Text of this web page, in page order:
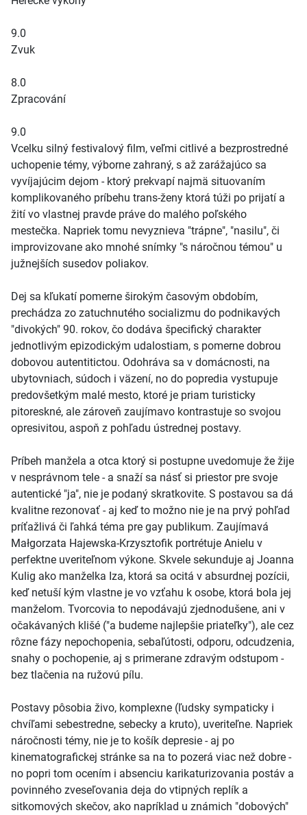
9.0
Zvuk
8.0
Zpracování
9.0
Vcelku silný festivalový film, veľmi citlivé a bezprostredné
uchopenie témy, výborne zahraný, s až zarážajúco sa
vyvíjajúcim dejom - ktorý prekvapí najmä situovaním
komplikovaného príbehu trans-ženy ktorá túži po prijatí a
žití vo vlastnej pravde práve do malého poľského
mestečka. Napriek tomu nevyznieva "trápne", "nasilu", či
improvizovane ako mnohé snímky "s náročnou témou" u
južnejších susedov poliakov.
Dej sa kľukatí pomerne širokým časovým obdobím,
prechádza zo zatuchnutého socializmu do podnikavých
"divokých" 90. rokov, čo dodáva špecifický charakter
jednotlivým epizodickým udalostiam, s pomerne dobrou
dobovou autentitictou. Odohráva sa v domácnosti, na
ubytovniach, súdoch i väzení, no do popredia vystupuje
predovšetkým malé mesto, ktoré je priam turisticky
pitoreskné, ale zároveň zaujímavo kontrastuje so svojou
opresivitou, aspoň z pohľadu ústrednej postavy.
Príbeh manžela a otca ktorý si postupne uvedomuje že žije
v nesprávnom tele - a snaží sa násť si priestor pre svoje
autentické "ja", nie je podaný skratkovite. S postavou sa dá
kvalitne rezonovať - aj keď to možno nie je na prvý pohľad
príťažlivá či ľahká téma pre gay publikum. Zaujímavá
Małgorzata Hajewska-Krzysztofik portrétuje Anielu v
perfektne uveriteľnom výkone. Skvele sekunduje aj Joanna
Kulig ako manželka Iza, ktorá sa ocitá v absurdnej pozícii,
keď netuší kým vlastne je vo vzťahu k osobe, ktorá bola jej
manželom. Tvorcovia to nepodávajú zjednodušene, ani v
očakávaných klišé ("a budeme najlepšie priateľky"), ale cez
rôzne fázy nepochopenia, sebaľútosti, odporu, odcudzenia,
snahy o pochopenie, aj s primerane zdravým odstupom -
bez tlačenia na ružovú pílu.
Postavy pôsobia živo, komplexne (ľudsky sympaticky i
chvíľami sebestredne, sebecky a kruto), uveriteľne. Napriek
náročnosti témy, nie je to košík depresie - aj po
kinematografickej stránke sa na to pozerá viac než dobre -
no popri tom ocením i absenciu karikaturizovania postáv a
povinného zveseľovania deja do vtipných replík a
sitkomových skečov, ako napríklad u známich "dobových"